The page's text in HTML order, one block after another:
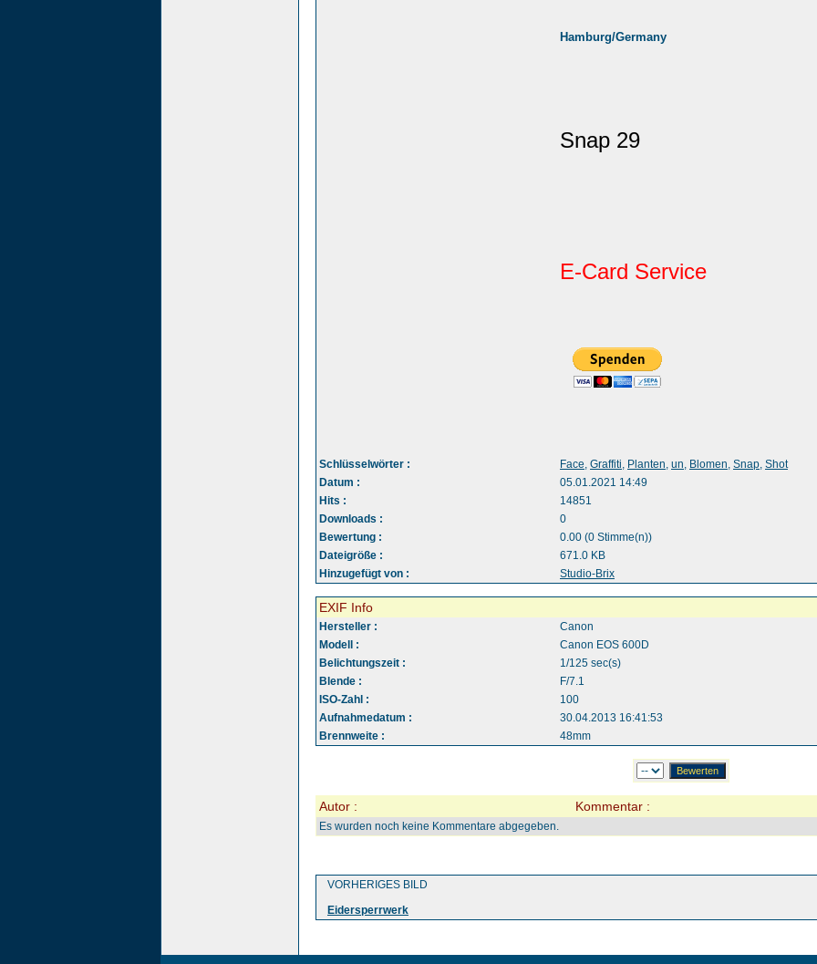
Hamburg/Germany
Snap 29
E-Card Service
Schlüsselwörter : Face, Graffiti, Planten, un, Blomen, Snap, Shot
Datum :
05.01.2021 14:49
Hits :
14851
Downloads :
0
Bewertung :
0.00 (0 Stimme(n))
Dateigröße :
671.0 KB
Hinzugefügt von :
Studio-Brix
EXIF Info
Hersteller :
Canon
Modell :
Canon EOS 600D
Belichtungszeit :
1/125 sec(s)
Blende :
F/7.1
ISO-Zahl :
100
Aufnahmedatum :
30.04.2013 16:41:53
Brennweite :
48mm
Autor : Kommentar :
Es wurden noch keine Kommentare abgegeben.
VORHERIGES BILD
Eidersperrwerk